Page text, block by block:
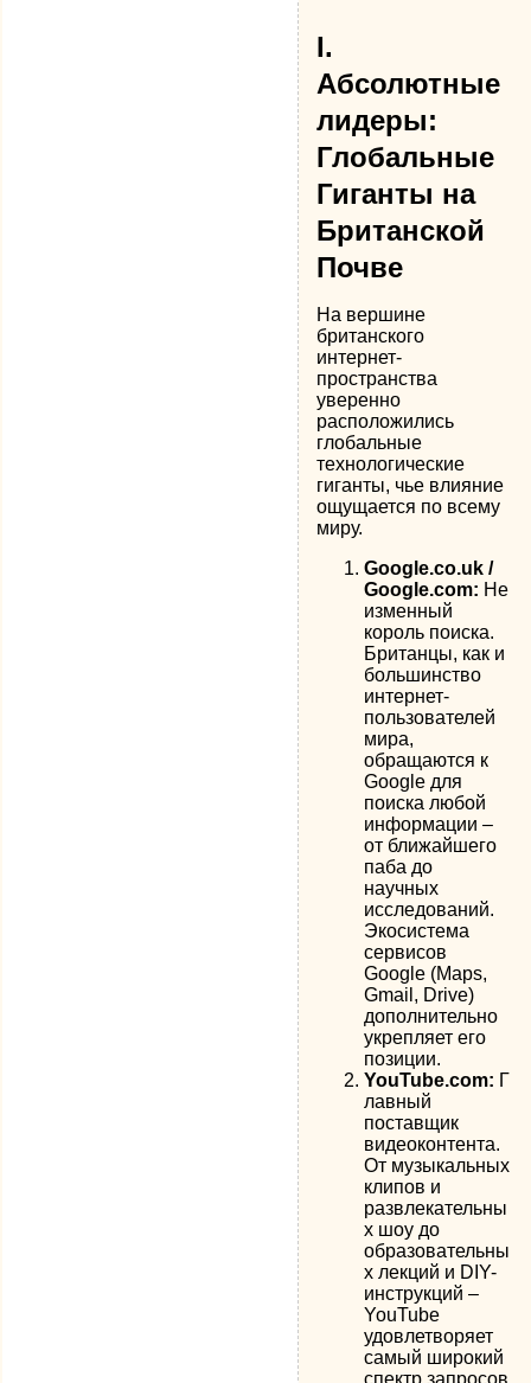
I.
Абсолютные
лидеры:
Глобальные
Гиганты на
Британской
Почве
На вершине
британского
интернет-
пространства
уверенно
расположились
глобальные
технологические
гиганты, чье влияние
ощущается по всему
миру.
Google.co.uk /
Google.com: Не
изменный
король поиска.
Британцы, как и
большинство
интернет-
пользователей
мира,
обращаются к
Google для
поиска любой
информации –
от ближайшего
паба до
научных
исследований.
Экосистема
сервисов
Google (Maps,
Gmail, Drive)
дополнительно
укрепляет его
позиции.
YouTube.com: Г
лавный
поставщик
видеоконтента.
От музыкальных
клипов и
развлекательны
х шоу до
образовательны
х лекций и DIY-
инструкций –
YouTube
удовлетворяет
самый широкий
спектр запросов